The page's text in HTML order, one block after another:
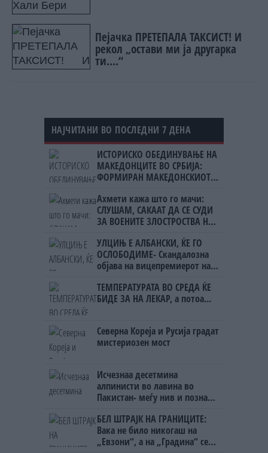
Пејачка ПРЕТЕПАЛА ТАКСИСТ! И
рекол „остави ми ја другарка
ти....“
НАЈЧИТАНИ ВО ПОСЛЕДНИ 7 ДЕНА
ИСТОРИСКО ОБЕДИНУВАЊЕ НА
МАКЕДОНЦИТЕ ВО СРБИЈА:
ФОРМИРАН МАКЕДОНСКИОТ
Ахмети кажа што го мачи:
СЛУШАМ, САКААТ ДА СЕ СУДИ
ЗА ВОЕНИТЕ ЗЛОСТРОСТВА НА
УЛЦИЊ Е АЛБАНСКИ, ЌЕ ГО
ОСЛОБОДИМЕ- Скандалозна
објава на вицепремиерот на
ТЕМПЕРАТУРАТА ВО СРЕДА ЌЕ
БИДЕ ЗА НА ЛЕКАР, а потоа...
Северна Кореја и Русија градат
мистериозен мост
Исчезнаа десетмина
алпинисти во лавина во
Пакистан- меѓу нив и познат
БЕЛ ШТРАЈК НА ГРАНИЦИТЕ:
Вака не било никогаш на
„Евзони“, а на „Градина“ се